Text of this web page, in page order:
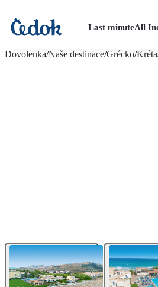
Last minuteAll
Dovolenka/Naše destinace/Grécko/Kréta